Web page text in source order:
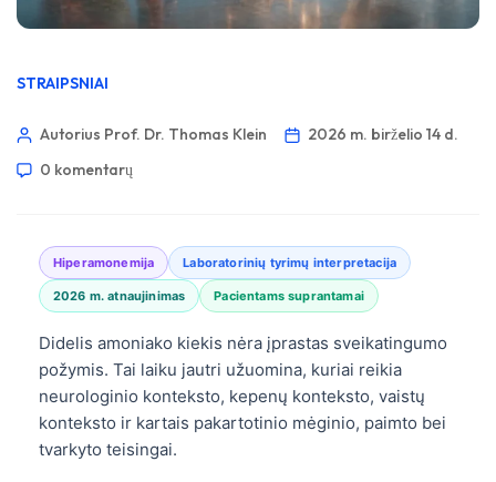
STRAIPSNIAI
Autorius Prof. Dr. Thomas Klein
2026 m. birželio 14 d.
0 komentarų
Hiperamonemija Laboratorinių tyrimų interpretacija
2026 m. atnaujinimas Pacientams suprantamai
Didelis amoniako kiekis nėra įprastas sveikatingumo
požymis. Tai laiku jautri užuomina, kuriai reikia
neurologinio konteksto, kepenų konteksto, vaistų
konteksto ir kartais pakartotinio mėginio, paimto bei
tvarkyto teisingai.